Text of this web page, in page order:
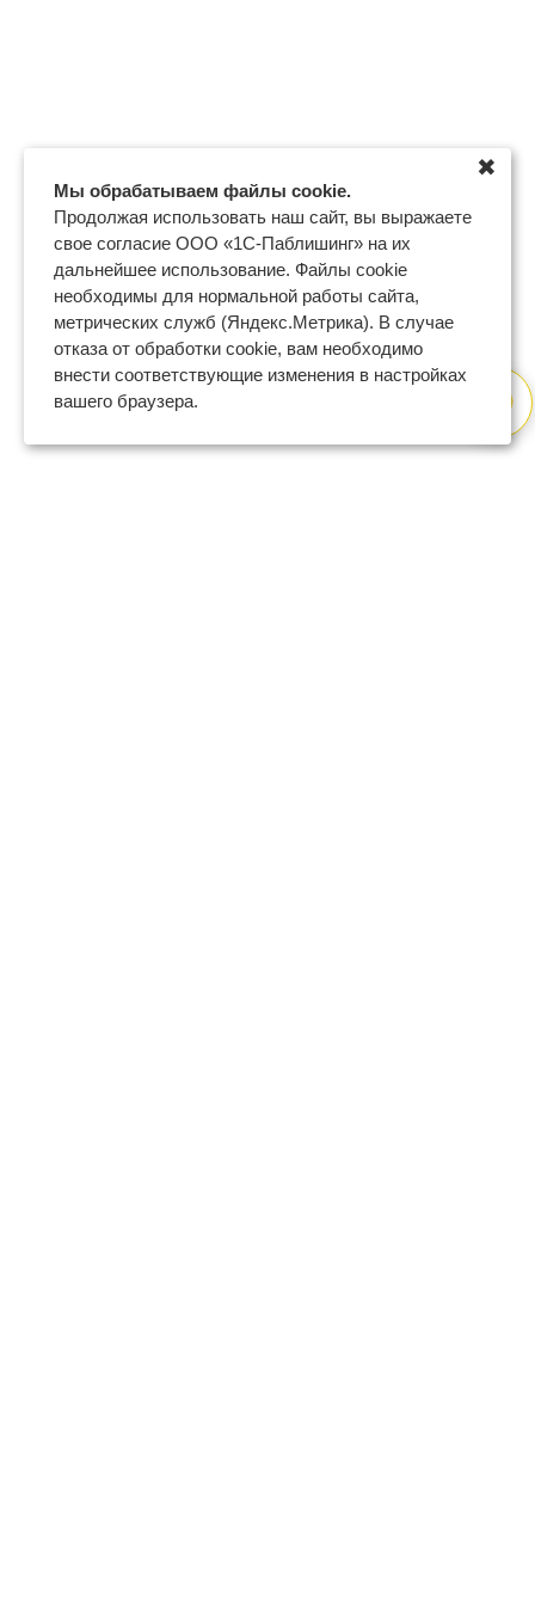
Мы обрабатываем файлы cookie.
Продолжая использовать наш сайт, вы выражаете
свое согласие ООО «1С-Паблишинг» на их
дальнейшее использование. Файлы cookie
необходимы для нормальной работы сайта,
метрических служб (Яндекс.Метрика). В случае
отказа от обработки cookie, вам необходимо
внести соответствующие изменения в настройках
вашего браузера.
✖